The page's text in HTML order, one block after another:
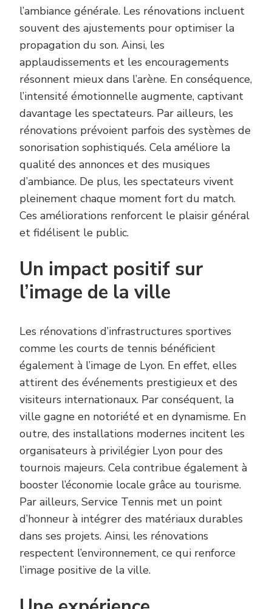
l’ambiance générale. Les rénovations incluent
souvent des ajustements pour optimiser la
propagation du son. Ainsi, les
applaudissements et les encouragements
résonnent mieux dans l’arène. En conséquence,
l’intensité émotionnelle augmente, captivant
davantage les spectateurs. Par ailleurs, les
rénovations prévoient parfois des systèmes de
sonorisation sophistiqués. Cela améliore la
qualité des annonces et des musiques
d’ambiance. De plus, les spectateurs vivent
pleinement chaque moment fort du match.
Ces améliorations renforcent le plaisir général
et fidélisent le public.
Un impact positif sur
l’image de la ville
Les rénovations d’infrastructures sportives
comme les courts de tennis bénéficient
également à l’image de Lyon. En effet, elles
attirent des événements prestigieux et des
visiteurs internationaux. Par conséquent, la
ville gagne en notoriété et en dynamisme. En
outre, des installations modernes incitent les
organisateurs à privilégier Lyon pour des
tournois majeurs. Cela contribue également à
booster l’économie locale grâce au tourisme.
Par ailleurs, Service Tennis met un point
d’honneur à intégrer des matériaux durables
dans ses projets. Ainsi, les rénovations
respectent l’environnement, ce qui renforce
l’image positive de la ville.